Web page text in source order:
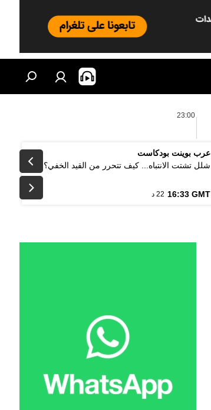
23:00
عرب بوينت بودكاست
شلل تشتت الانتباه... كيف تتحرر من القيد الخفي؟
16:33 GMT 22 د